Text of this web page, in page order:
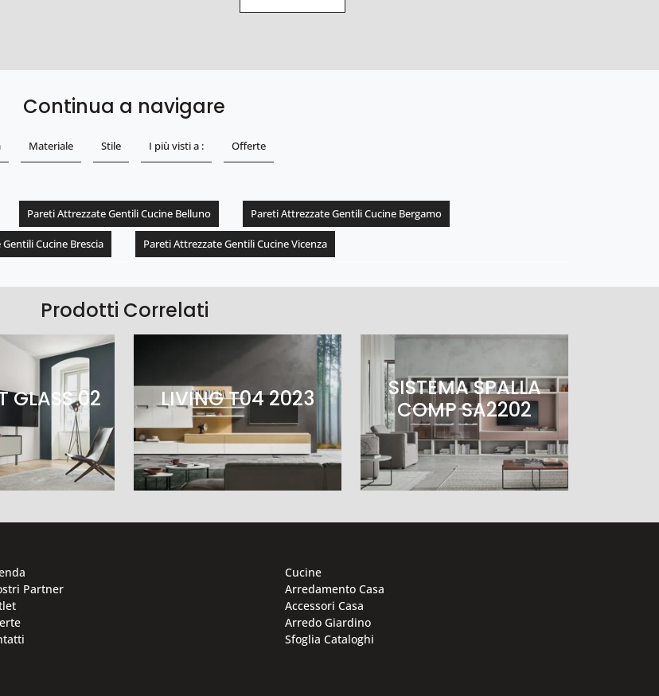
Continua a navigare
Materiale Stile I più visti a : Offerte
Pareti Attrezzate Gentili Cucine Belluno Pareti Attrezzate Gentili Cucine Bergamo
Cucine Brescia Pareti Attrezzate Gentili Cucine Vicenza
Prodotti Correlati
GLASS 02 LIVING T04 2023
SISTEMA SPALLA
COMP SA2202
Partner
Cucine
Arredamento Casa
Accessori Casa
Arredo Giardino
Sfoglia Cataloghi